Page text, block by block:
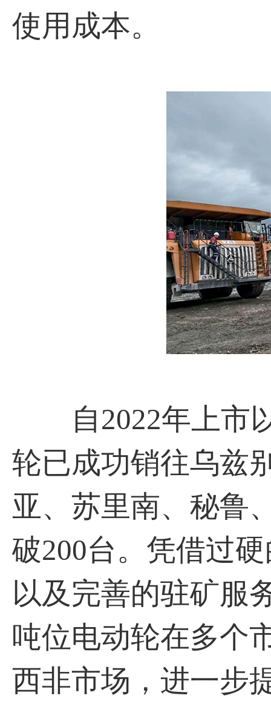
使用成本。
自2022年上市以
轮已成功销往乌兹
亚、苏里南、秘鲁
破200台。凭借过
以及完善的驻矿服
吨位电动轮在多个
西非市场，进一步